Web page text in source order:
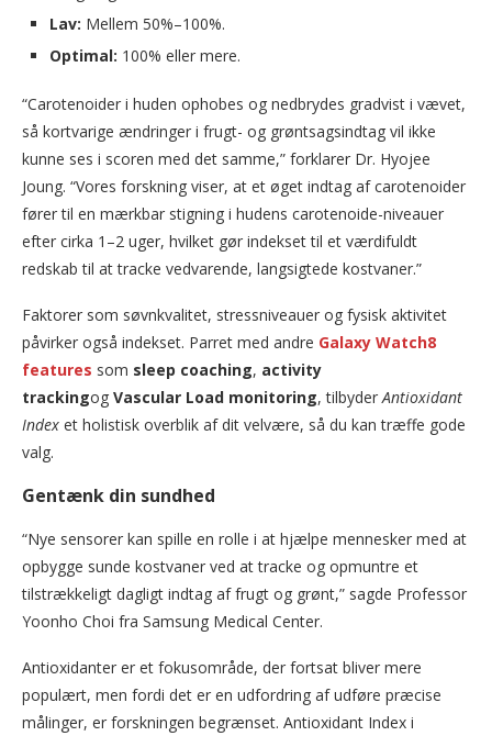
Lav: Mellem 50%–100%.
Optimal: 100% eller mere.
“Carotenoider i huden ophobes og nedbrydes gradvist i vævet,
så kortvarige ændringer i frugt- og grøntsagsindtag vil ikke
kunne ses i scoren med det samme,” forklarer Dr. Hyojee
Joung. “Vores forskning viser, at et øget indtag af carotenoider
fører til en mærkbar stigning i hudens carotenoide-niveauer
efter cirka 1–2 uger, hvilket gør indekset til et værdifuldt
redskab til at tracke vedvarende, langsigtede kostvaner.”
Faktorer som søvnkvalitet, stressniveauer og fysisk aktivitet
påvirker også indekset. Parret med andre Galaxy Watch8
features som sleep coaching, activity
trackingog Vascular Load monitoring, tilbyderAntioxidant
Index et holistisk overblik af dit velvære, så du kan træffe gode
valg.
Gentænk din sundhed
“Nye sensorer kan spille en rolle i at hjælpe mennesker med at
opbygge sunde kostvaner ved at tracke og opmuntre et
tilstrækkeligt dagligt indtag af frugt og grønt,” sagde Professor
Yoonho Choi fra Samsung Medical Center.
Antioxidanter er et fokusområde, der fortsat bliver mere
populært, men fordi det er en udfordring af udføre præcise
målinger, er forskningen begrænset. Antioxidant Index i